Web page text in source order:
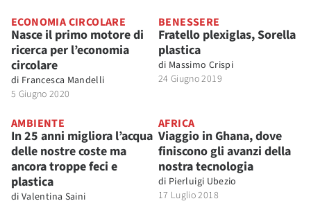
ECONOMIA CIRCOLARE
Nasce il primo motore di
ricerca per l’economia
circolare
di Francesca Mandelli
5 Giugno 2020
BENESSERE
Fratello plexiglas, Sorella
plastica
di Massimo Crispi
24 Giugno 2019
AMBIENTE
In 25 anni migliora l’acqua
delle nostre coste ma
ancora troppe feci e
plastica
di Valentina Saini
AFRICA
Viaggio in Ghana, dove
finiscono gli avanzi della
nostra tecnologia
di Pierluigi Ubezio
17 Luglio 2018